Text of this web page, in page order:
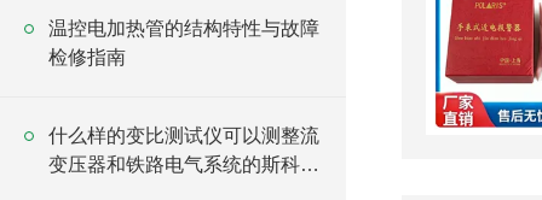
温控电加热管的结构特性与故障
检修指南
什么样的变比测试仪可以测整流
变压器和铁路电气系统的斯科特